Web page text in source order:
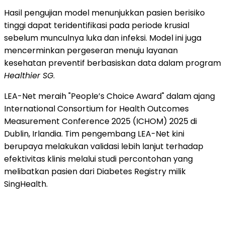
Hasil pengujian model menunjukkan pasien berisiko
tinggi dapat teridentifikasi pada periode krusial
sebelum munculnya luka dan infeksi. Model ini juga
mencerminkan pergeseran menuju layanan
kesehatan preventif berbasiskan data dalam program
Healthier SG.
LEA-Net meraih "People’s Choice Award" dalam ajang
International Consortium for Health Outcomes
Measurement Conference 2025 (ICHOM) 2025 di
Dublin, Irlandia. Tim pengembang LEA-Net kini
berupaya melakukan validasi lebih lanjut terhadap
efektivitas klinis melalui studi percontohan yang
melibatkan pasien dari Diabetes Registry milik
SingHealth.